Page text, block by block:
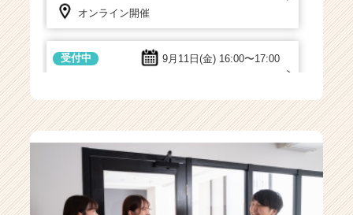
オンライン開催
9月11日(金) 16:00〜17:00
受付中
9月29日(火)11:00〜12:00
受付中
オンライン開催
随時開催中
受付中